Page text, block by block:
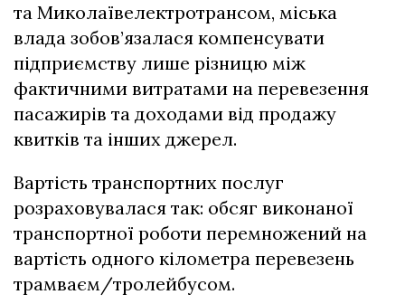
та Миколаївелектротрансом, міська
влада зобов’язалася компенсувати
підприємству лише різницю між
фактичними витратами на перевезення
пасажирів та доходами від продажу
квитків та інших джерел.
Вартість транспортних послуг
розраховувалася так: обсяг виконаної
транспортної роботи перемножений на
вартість одного кілометра перевезень
трамваєм/тролейбусом.